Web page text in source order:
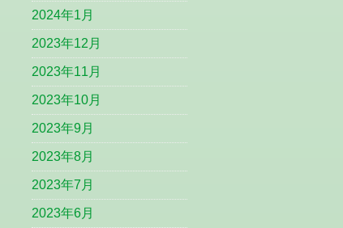
2024年1月
2023年12月
2023年11月
2023年10月
2023年9月
2023年8月
2023年7月
2023年6月